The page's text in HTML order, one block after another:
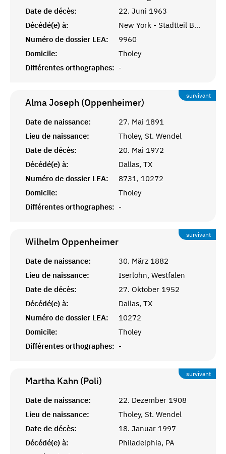
Date de décès:
22. Juni 1963
Décédé(e) à:
New York - Stadtteil Brooklyn
Numéro de dossier LEA:
9960
Domicile:
Tholey
Différentes orthographes: -
survivant
Alma Joseph (Oppenheimer)
Date de naissance:
27. Mai 1891
Lieu de naissance:
Tholey, St. Wendel
Date de décès:
20. Mai 1972
Décédé(e) à:
Dallas, TX
Numéro de dossier LEA:
8731, 10272
Domicile:
Tholey
Différentes orthographes: -
survivant
Wilhelm Oppenheimer
Date de naissance:
30. März 1882
Lieu de naissance:
Iserlohn, Westfalen
Date de décès:
27. Oktober 1952
Décédé(e) à:
Dallas, TX
Numéro de dossier LEA:
10272
Domicile:
Tholey
Différentes orthographes: -
survivant
Martha Kahn (Poli)
Date de naissance:
22. Dezember 1908
Lieu de naissance:
Tholey, St. Wendel
Date de décès:
18. Januar 1997
Décédé(e) à:
Philadelphia, PA